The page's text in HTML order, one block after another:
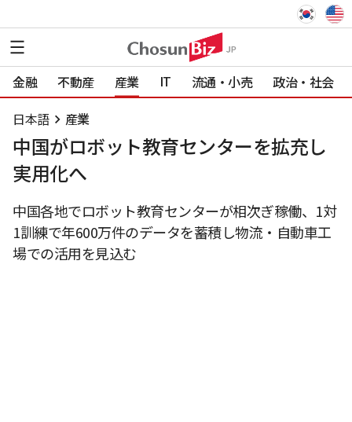
金融 不動産 産業 IT 流通・小売 政治・社会
日本語 産業
中国がロボット教育センターを拡充し
実用化へ
中国各地でロボット教育センターが相次ぎ稼働、1対
1訓練で年600万件のデータを蓄積し物流・自動車工
場での活用を見込む